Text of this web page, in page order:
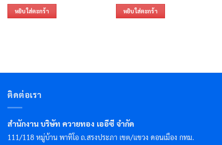
หยิบใส่ตะกร้า หยิบใส่ตะกร้า
ติดต่อเรา
สำนักงาน บริษัท ควายทอง เออีซี จำกัด
111/118 หมู่บ้าน พาทิโอ ถ.สรงประภา เขต/แขวง ดอนเมือง กทม.